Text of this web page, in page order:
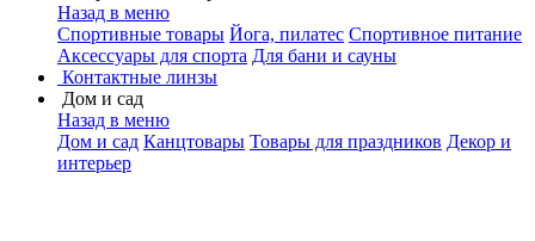
Назад в меню
Спортивные товары Йога, пилатес Спортивное питание
Аксессуары для спорта Для бани и сауны
Контактные линзы
Дом и сад
Назад в меню
Дом и сад Канцтовары Товары для праздников Декор и
интерьер